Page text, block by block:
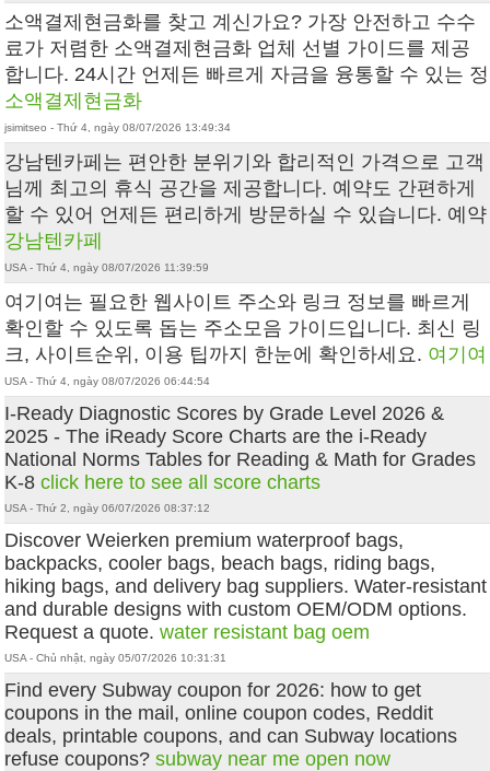
소액결제현금화를 찾고 계신가요? 가장 안전하고 수수
료가 저렴한 소액결제현금화 업체 선별 가이드를 제공
합니다. 24시간 언제든 빠르게 자금을 융통할 수 있는 정
소액결제현금화
jsimitseo - Thứ 4, ngày 08/07/2026 13:49:34
강남텐카페는 편안한 분위기와 합리적인 가격으로 고객
님께 최고의 휴식 공간을 제공합니다. 예약도 간편하게
할 수 있어 언제든 편리하게 방문하실 수 있습니다. 예약
강남텐카페
USA - Thứ 4, ngày 08/07/2026 11:39:59
여기여는 필요한 웹사이트 주소와 링크 정보를 빠르게
확인할 수 있도록 돕는 주소모음 가이드입니다. 최신 링
크, 사이트순위, 이용 팁까지 한눈에 확인하세요. 여기여
USA - Thứ 4, ngày 08/07/2026 06:44:54
I-Ready Diagnostic Scores by Grade Level 2026 &
2025 - The iReady Score Charts are the i-Ready
National Norms Tables for Reading & Math for Grades
K-8click here to see all score charts
USA - Thứ 2, ngày 06/07/2026 08:37:12
Discover Weierken premium waterproof bags,
backpacks, cooler bags, beach bags, riding bags,
hiking bags, and delivery bag suppliers. Water-resistant
and durable designs with custom OEM/ODM options.
Request a quote.water resistant bag oem
USA - Chủ nhật, ngày 05/07/2026 10:31:31
Find every Subway coupon for 2026: how to get
coupons in the mail, online coupon codes, Reddit
deals, printable coupons, and can Subway locations
refuse coupons?subway near me open now